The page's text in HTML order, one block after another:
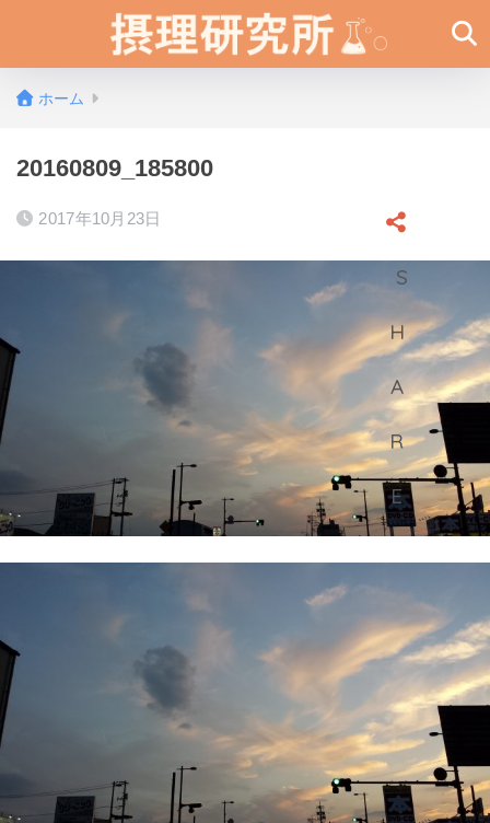
ホーム
20160809_185800
2017年10月23日